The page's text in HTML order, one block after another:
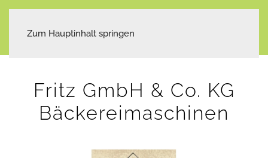
Zum Hauptinhalt springen
Fritz GmbH & Co. KG
Bäckereimaschinen